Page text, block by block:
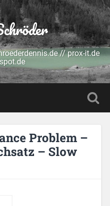
// prox-it.de
Problem –
– Slow